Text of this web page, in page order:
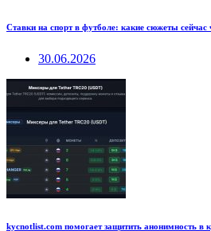
Ставки на спорт в футболе: какие сюжеты сейчас
30.06.2026
kycnotlist.com помогает защитить анонимность в